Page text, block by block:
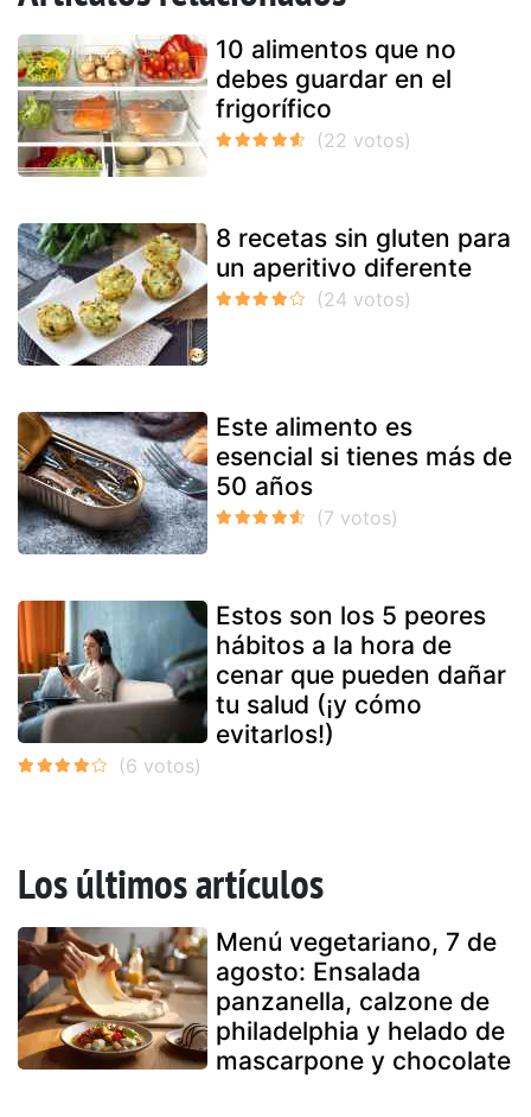
10 alimentos que no
debes guardar en el
frigorífico
8 recetas sin gluten para
un aperitivo diferente
Este alimento es
esencial si tienes más de
50 años
Estos son los 5 peores
hábitos a la hora de
cenar que pueden dañar
tu salud (¡y cómo
evitarlos!)
Los últimos artículos
Menú vegetariano, 7 de
agosto: Ensalada
panzanella, calzone de
philadelphia y helado de
mascarpone y chocolate